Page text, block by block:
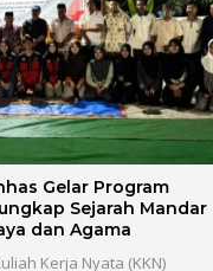
Gelar Program
Sejarah Mandar
dan Agama
Kerja Nyata (KKN)